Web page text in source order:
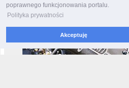
poprawnego funkcjonowania portalu.
Polityka prywatności
Akceptuję